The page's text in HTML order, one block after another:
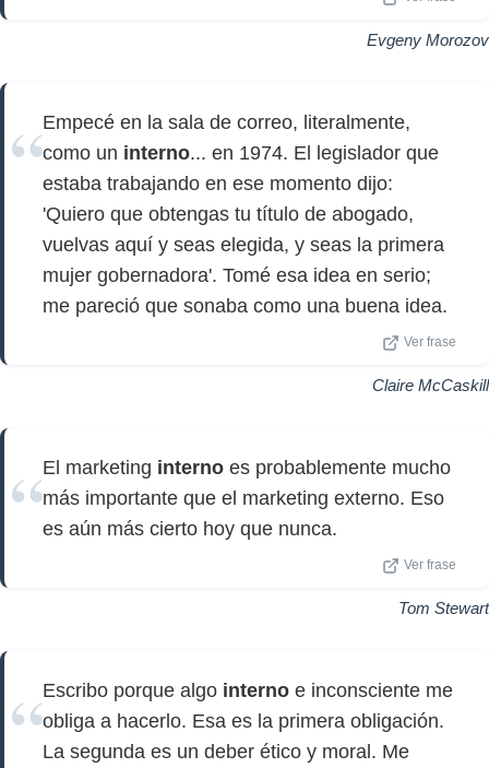
Evgeny Morozov
Empecé en la sala de correo, literalmente,
como un interno... en 1974. El legislador que
estaba trabajando en ese momento dijo:
'Quiero que obtengas tu título de abogado,
vuelvas aquí y seas elegida, y seas la primera
mujer gobernadora'. Tomé esa idea en serio;
me pareció que sonaba como una buena idea.
Ver frase
Claire McCaskill
El marketing interno es probablemente mucho
más importante que el marketing externo. Eso
es aún más cierto hoy que nunca.
Ver frase
Tom Stewart
Escribo porque algo interno e inconsciente me
obliga a hacerlo. Esa es la primera obligación.
La segunda es un deber ético y moral. Me